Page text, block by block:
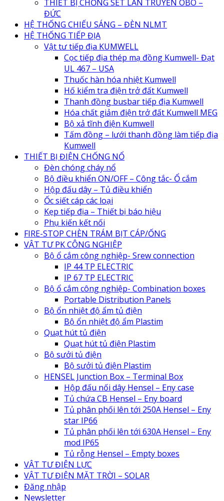
THIẾT BỊ CHỐNG SÉT LAN TRUYỀN OBO –
ĐỨC
HỆ THỐNG CHIẾU SÁNG – ĐÈN NLMT
HỆ THỐNG TIẾP ĐỊA
Vật tư tiếp địa KUMWELL
Cọc tiếp địa thép mạ đồng Kumwell- Đạt
UL 467 – USA
Thuốc hàn hóa nhiệt Kumwell
Hố kiểm tra điện trở đất Kumwell
Thanh đồng busbar tiếp địa Kumwell
Hóa chất giảm điện trở đất Kumwell MEG
Bộ xả tĩnh điện Kumwell
Tấm đồng – lưới thanh đồng làm tiếp địa
Kumwell
THIẾT BỊ ĐIỆN CHỐNG NỔ
Đèn chóng cháy nổ
Bộ điều khiển ON/OFF – Công tắc- Ổ cắm
Hộp đấu dây – Tủ điều khiển
Ốc siết cáp các loại
Kẹp tiếp địa – Thiết bị báo hiệu
Phụ kiến kết nối
FIRE-STOP CHÈN TRÁM BỊT CÁP/ỐNG
VẬT TƯ PK CÔNG NGHIỆP
Bộ ổ cắm công nghiệp- Srew connection
IP 44 TP ELECTRIC
IP 67 TP ELECTRIC
Bộ ổ cắm công nghiệp- Combination boxes
Portable Distribution Panels
Bộ ổn nhiệt độ ẩm tủ điện
Bộ ổn nhiệt độ ẩm Plastim
Quạt hút tủ điện
Quạt hút tủ điện Plastim
Bộ sưởi tủ điện
Bộ sưởi tủ điện Plastim
HENSEL Junction Box – Terminal Box
Hộp đấu nối dây Hensel – Eny case
Tủ chứa CB Hensel – Eny board
Tủ phân phối lên tới 250A Hensel – Eny
star IP66
Tủ phân phối lên tới 630A Hensel – Eny
mod IP65
Tủ rỗng Hensel – Empty boxes
VẬT TƯ ĐIỆN LỰC
VẬT TƯ ĐIỆN MẶT TRỜI – SOLAR
Đăng nhập
Newsletter